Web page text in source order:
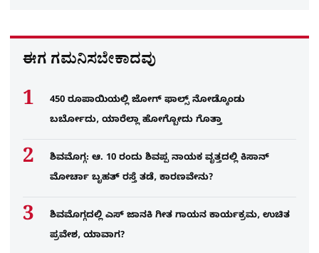
ಈಗ ಗಮನಿಸಬೇಕಾದವು
450 ರೂಪಾಯಿಯಲ್ಲಿ ಜೋಗ್​ ಫಾಲ್ಸ್​ ನೋಡ್ಕೊಂಡು
ಬರ್ಬೋದು, ಯಾರೆಲ್ಲಾ ಹೋಗ್ಬೋದು ಗೊತ್ತಾ
ಶಿವಮೊಗ್ಗ: ಆ. 10 ರಂದು ಶಿವಪ್ಪ ನಾಯಕ ವೃತ್ತದಲ್ಲಿ ಕಿಸಾನ್
ಮೋರ್ಚಾ ಬೃಹತ್ ರಸ್ತೆ ತಡೆ, ಕಾರಣವೇನು?
ಶಿವಮೊಗ್ಗದಲ್ಲಿ ಎಸ್​ ಜಾನಕಿ ಗೀತ ಗಾಯನ ಕಾರ್ಯಕ್ರಮ, ಉಚಿತ
ಪ್ರವೇಶ, ಯಾವಾಗ?